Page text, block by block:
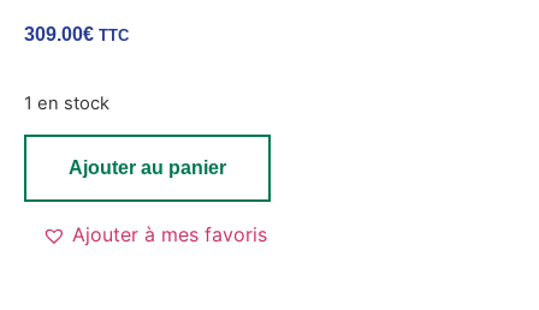
309.00€ TTC
1 en stock
Ajouter au panier
Ajouter à mes favoris